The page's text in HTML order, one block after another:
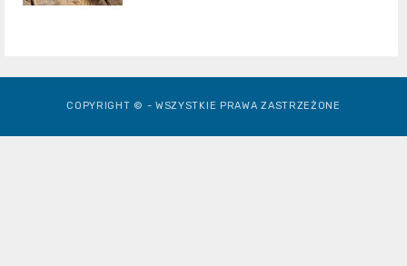
COPYRIGHT © - WSZYSTKIE PRAWA ZASTRZEŻONE